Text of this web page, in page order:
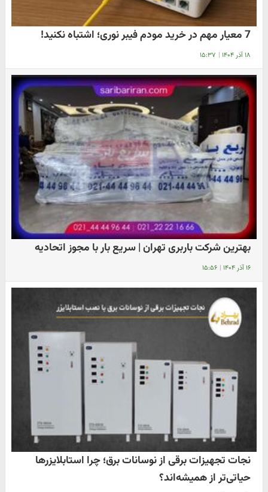
7 معیار مهم در خرید مودم فیبر نوری؛ اشتباه نکنید!
۱۸ آذر ۱۴۰۴ | ۱۵:۳۷
بهترین شرکت باربری تهران | سریع بار با مجوز اتحادیه
۱۶ آذر ۱۴۰۴ | ۱۵:۵۶
نجات تجهیزات برقی از نوسانات برق؛ چرا استابلایزرها
حیاتی‌تر از همیشه‌اند؟